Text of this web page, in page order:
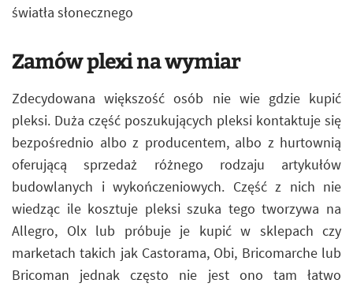
światła słonecznego
Zamów plexi na wymiar
Zdecydowana większość osób nie wie gdzie kupić
pleksi. Duża część poszukujących pleksi kontaktuje się
bezpośrednio albo z producentem, albo z hurtownią
oferującą sprzedaż różnego rodzaju artykułów
budowlanych i wykończeniowych. Część z nich nie
wiedząc ile kosztuje pleksi szuka tego tworzywa na
Allegro, Olx lub próbuje je kupić w sklepach czy
marketach takich jak Castorama, Obi, Bricomarche lub
Bricoman jednak często nie jest ono tam łatwo